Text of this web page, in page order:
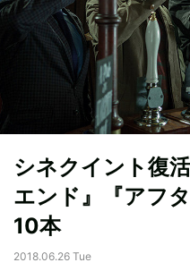
シネクイント復
エンド』『アフ
10本
2018.06.26 Tue